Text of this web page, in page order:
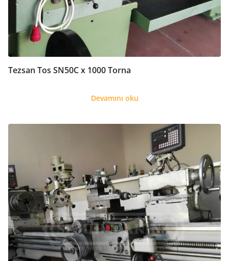
Tezsan Tos SN50C x 1000 Torna
Devamını oku